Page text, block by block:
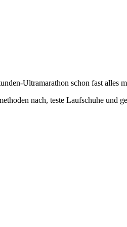
Ultramarathon schon fast alles
nach, teste Laufschuhe und